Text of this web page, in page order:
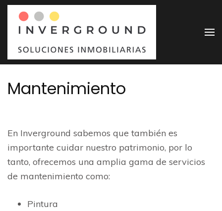
Saltar
contenido
(presiona
la
Intro)
Soluciones
Mantenimiento
En Inverground sabemos que también es
importante cuidar nuestro patrimonio, por lo
tanto, ofrecemos una amplia gama de servicios
de mantenimiento como:
Pintura